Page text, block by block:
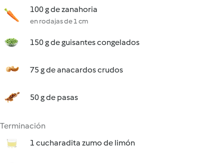
100 g de zanahoria
en rodajas de 1 cm
150 g de guisantes congelados
75 g de anacardos crudos
50 g de pasas
Terminación
1 cucharadita zumo de limón